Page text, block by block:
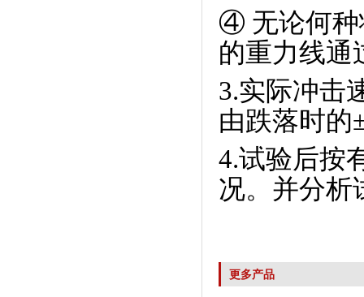
④ 无论何
的重力线通
3.实际冲击
由跌落时的
4.试验后按
况。并分析
更多产品